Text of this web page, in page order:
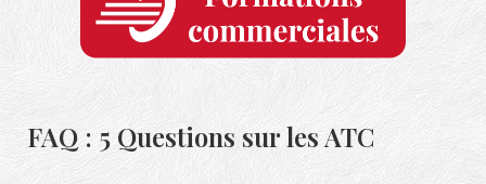
FAQ : 5 Questions sur les ATC